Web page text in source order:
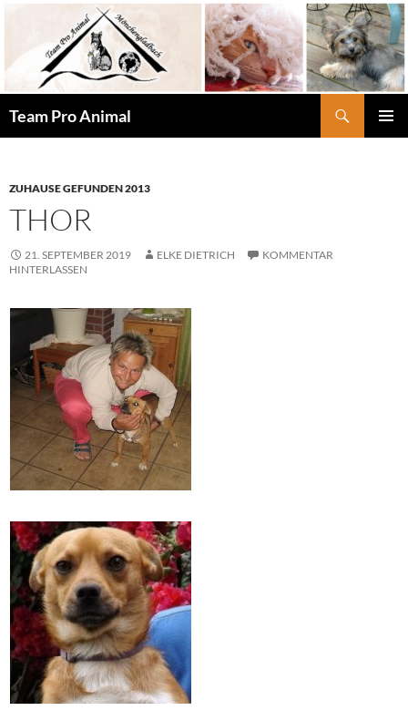
springen
Team Pro Animal
ZUHAUSE GEFUNDEN 2013
THOR
21. SEPTEMBER 2019 ELKE DIETRICH
KOMMENTAR
HINTERLASSEN